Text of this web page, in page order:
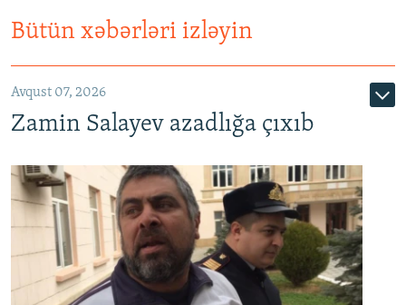
Bütün xəbərləri izləyin
Avqust 07, 2026
Zamin Salayev azadlığa çıxıb